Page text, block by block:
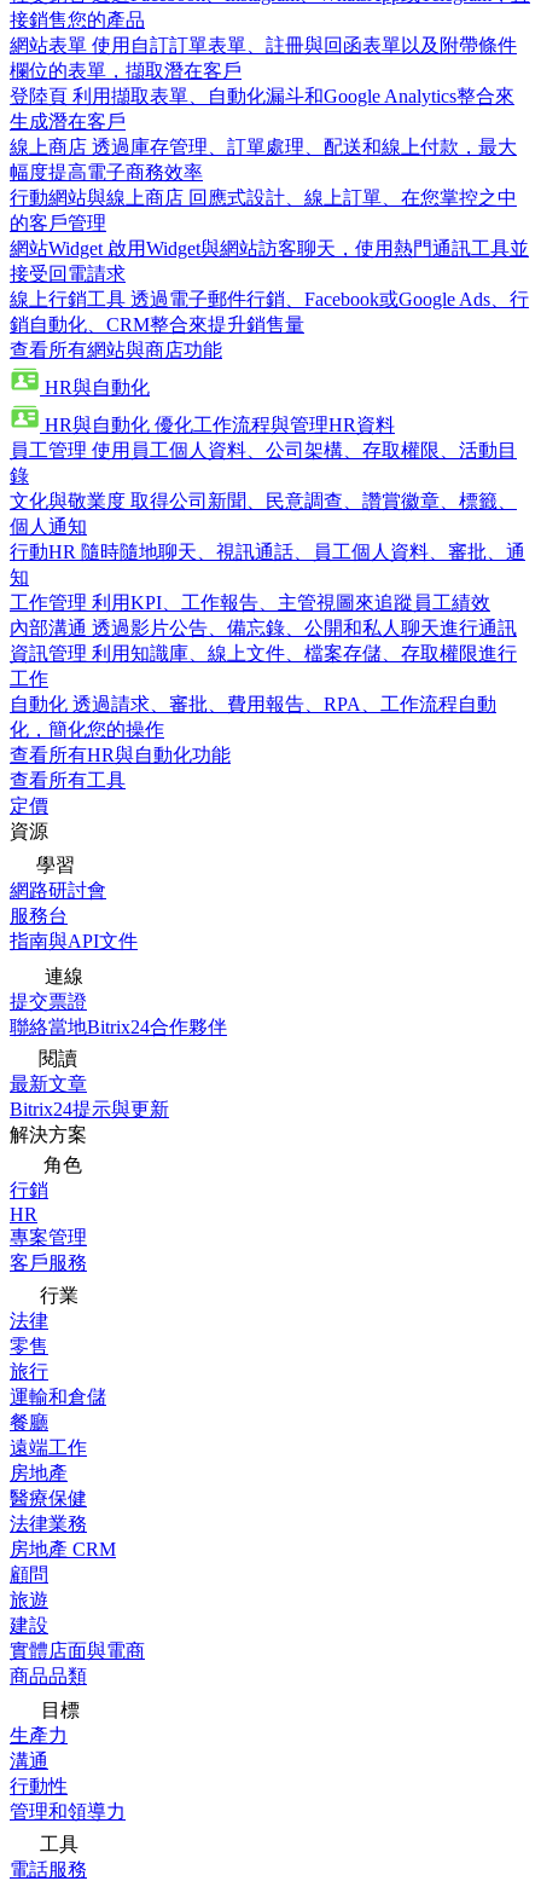
接銷售您的產品
網站表單 使用自訂訂單表單、註冊與回函表單以及附帶條件
欄位的表單，擷取潛在客戶
登陸頁 利用擷取表單、自動化漏斗和Google Analytics整合來
生成潛在客戶
線上商店 透過庫存管理、訂單處理、配送和線上付款，最大
幅度提高電子商務效率
行動網站與線上商店 回應式設計、線上訂單、在您掌控之中
的客戶管理
網站Widget 啟用Widget與網站訪客聊天，使用熱門通訊工具並
接受回電請求
線上行銷工具 透過電子郵件行銷、Facebook或Google Ads、行
銷自動化、CRM整合來提升銷售量
查看所有網站與商店功能
HR與自動化
HR與自動化 優化工作流程與管理HR資料
員工管理 使用員工個人資料、公司架構、存取權限、活動目
錄
文化與敬業度 取得公司新聞、民意調查、讚賞徽章、標籤、
個人通知
行動HR 隨時隨地聊天、視訊通話、員工個人資料、審批、通
知
工作管理 利用KPI、工作報告、主管視圖來追蹤員工績效
內部溝通 透過影片公告、備忘錄、公開和私人聊天進行通訊
資訊管理 利用知識庫、線上文件、檔案存儲、存取權限進行
工作
自動化 透過請求、審批、費用報告、RPA、工作流程自動
化，簡化您的操作
查看所有HR與自動化功能
查看所有工具
定價
資源
學習
網路研討會
服務台
指南與API文件
連線
提交票證
聯絡當地Bitrix24合作夥伴
閱讀
最新文章
Bitrix24提示與更新
解決方案
角色
行銷
HR
專案管理
客戶服務
行業
法律
零售
旅行
運輸和倉儲
餐廳
遠端工作
房地產
醫療保健
法律業務
房地產 CRM
顧問
旅遊
建設
實體店面與電商
商品品類
目標
生產力
溝通
行動性
管理和領導力
工具
電話服務